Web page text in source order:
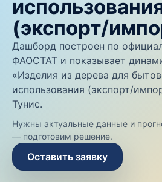
(экспорт/
Дашборд построен по
ФАОСТАТ и показывает
«Изделия из дерева для
использования (экспорт/
Тунис.
Нужны актуальные данные и
— подготовим решение.
Оставить заявку